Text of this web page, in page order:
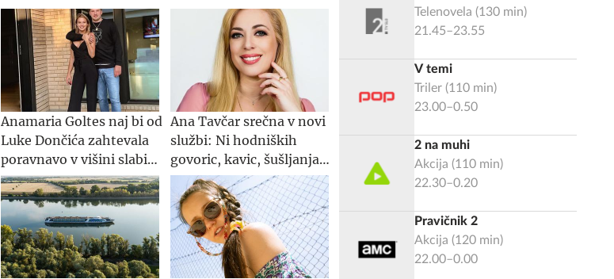
Anamaria Goltes naj bi od
Luke Dončića zahtevala
poravnavo v višini slabih
44 milijonov evrov
Ana Tavčar srečna v novi
službi: Ni hodniških
govoric, kavic, šušljanja,
igric in politike
Telenovela (130 min)
21.45–23.55
V temi
Triler (110 min)
23.00–0.50
2 na muhi
Akcija (110 min)
22.30–0.20
Pravičnik 2
Akcija (120 min)
22.00–0.00